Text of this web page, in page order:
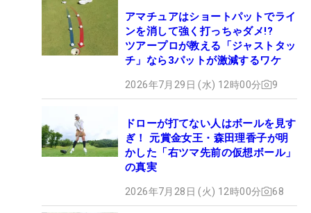
アマチュアはショートパットでライ
ンを消して強く打っちゃダメ!?
ツアープロが教える「ジャストタッ
チ」なら3パットが激減するワケ
2026年7月29日 (水) 12時00分 9
ドローが打てない人はボールを見す
ぎ！ 元賞金女王・森田理香子が明
かした「右ツマ先前の仮想ボール」
の真実
2026年7月28日 (火) 12時00分 68